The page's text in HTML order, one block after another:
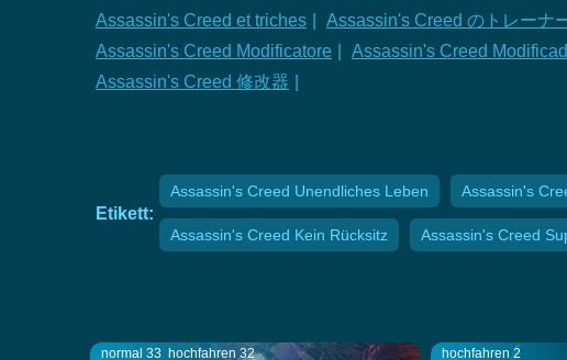
Assassin's Creed et triches
Assassin's Creed のトレーナ
Assassin's Creed Modificatore
Assassin's Creed
Assassin's Creed 修改器
Etikett:
Assassin's Creed Unendliches Leben Assassin's
Assassin's Creed Kein Rücksitz Assassin's Creed
normal 33 hochfahren 32 hochfahren 2